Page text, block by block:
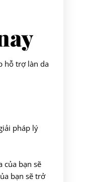
hỗ trợ làn da
pháp lý
của bạn sẽ
bạn sẽ trở